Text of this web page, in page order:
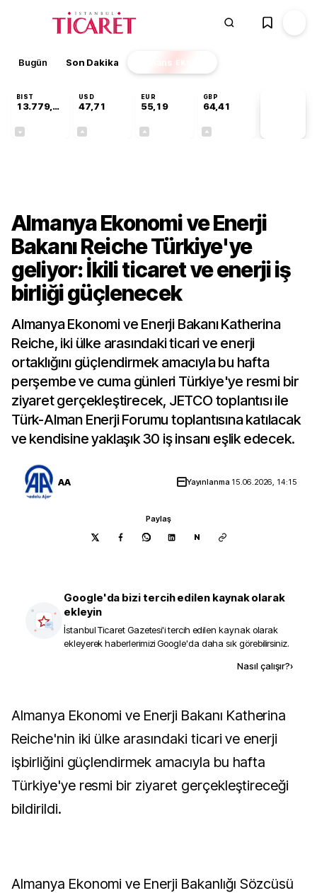
Bugün Son Dakika Finans EKSTRA
BIST
13.779,39
USD
47,71
EUR
55,19
GBP
64,41
Almanya Ekonomi ve Enerji
Bakanı Reiche Türkiye'ye
geliyor: İkili ticaret ve enerji iş
birliği güçlenecek
Almanya Ekonomi ve Enerji Bakanı Katherina
Reiche, iki ülke arasındaki ticari ve enerji
ortaklığını güçlendirmek amacıyla bu hafta
perşembe ve cuma günleri Türkiye'ye resmi bir
ziyaret gerçekleştirecek, JETCO toplantısı ile
Türk-Alman Enerji Forumu toplantısına katılacak
ve kendisine yaklaşık 30 iş insanı eşlik edecek.
AA Yayınlanma 15.06.2026, 14:15
Paylaş
N
Google'da bizi tercih edilen kaynak olarak
ekleyin
İstanbul Ticaret Gazetesi'i tercih edilen kaynak olarak
ekleyerek haberlerimizi Google'da daha sık görebilirsiniz.
Nasıl çalışır?›
Almanya Ekonomi ve Enerji Bakanı Katherina
Reiche'nin iki ülke arasındaki ticari ve enerji
işbirliğini güçlendirmek amacıyla bu hafta
Türkiye'ye resmi bir ziyaret gerçekleştireceği
bildirildi.
Almanya Ekonomi ve Enerji Bakanlığı Sözcüsü